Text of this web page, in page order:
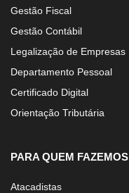
Gestão Fiscal
Gestão Contábil
Legalização de Empresas
Departamento Pessoal
Certificado Digital
Orientação Tributária
PARA QUEM FAZEMOS
Atacadistas